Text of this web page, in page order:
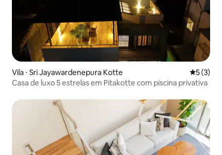
Vila ⋅ Sri Jayawardenepura Kotte 5 de
5 (3)
Casa de luxo 5 estrelas em Pitakotte com piscina privativa